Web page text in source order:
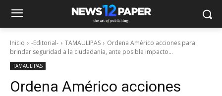
Inicio -Editorial- TAMAULIPAS
Ordena Américo acciones para
brindar seguridad a la ciudadanía, ante posible impacto...
TAMAULIPAS
Ordena Américo acciones